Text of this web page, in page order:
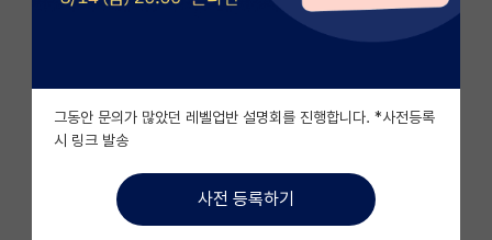
자유 게시판(아무개랩)
미국 유학 게시판
미국 대학원 합격 후기 게시판
대학원생 모집 게시판
그동안 문의가 많았던 레벨업반 설명회를 진행합니다. *사전등록
시 링크 발송
사전 등록하기